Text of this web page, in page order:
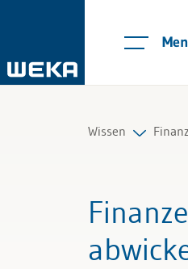
Wissen
Management
Führung &IKS